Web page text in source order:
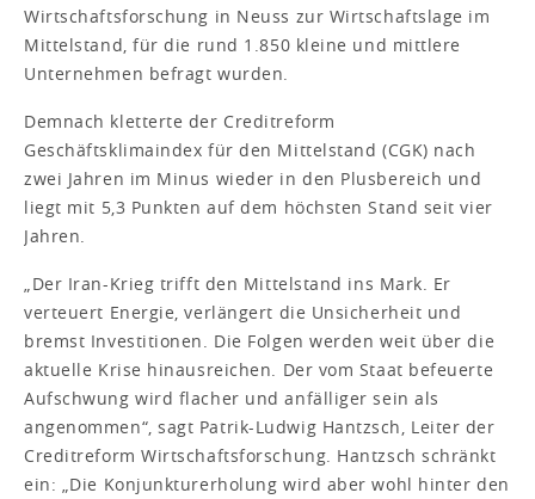
Wirtschaftsforschung in Neuss zur Wirtschaftslage im
Mittelstand, für die rund 1.850 kleine und mittlere
Unternehmen befragt wurden.
Demnach kletterte der Creditreform
Geschäftsklimaindex für den Mittelstand (CGK) nach
zwei Jahren im Minus wieder in den Plusbereich und
liegt mit 5,3 Punkten auf dem höchsten Stand seit vier
Jahren.
„Der Iran-Krieg trifft den Mittelstand ins Mark. Er
verteuert Energie, verlängert die Unsicherheit und
bremst Investitionen. Die Folgen werden weit über die
aktuelle Krise hinausreichen. Der vom Staat befeuerte
Aufschwung wird flacher und anfälliger sein als
angenommen“, sagt Patrik-Ludwig Hantzsch, Leiter der
Creditreform Wirtschaftsforschung. Hantzsch schränkt
ein: „Die Konjunkturerholung wird aber wohl hinter den